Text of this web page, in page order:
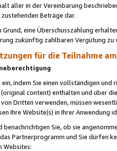
aller in der Vereinbarung
Beträge dar.
eine Überschusszahlung
zukünftig zahlbaren Vergütung zu
für die Teilnahme
indem Sie einen vollständigen
content) enthalten und über
Dritten verwenden, müssen
Ihre Website(s) in Ihrer Anwendung
Sie, ob sie
Partnerprogramm und Sie dürfen
Websites: